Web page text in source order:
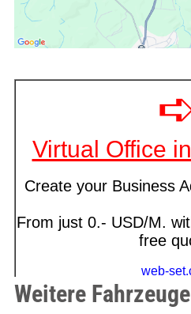
Weitere Fahrzeuge